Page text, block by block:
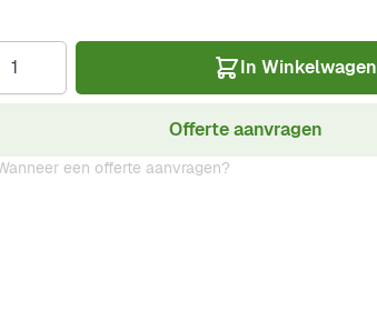
In Winkelwagen
Offerte aanvragen
een offerte aanvragen?